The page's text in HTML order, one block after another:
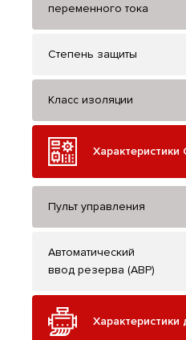
переменного тока
Степень защиты
Класс изоляции
Характеристики
Пульт управления
Автоматический
ввод резерва (АВР)
Характеристики